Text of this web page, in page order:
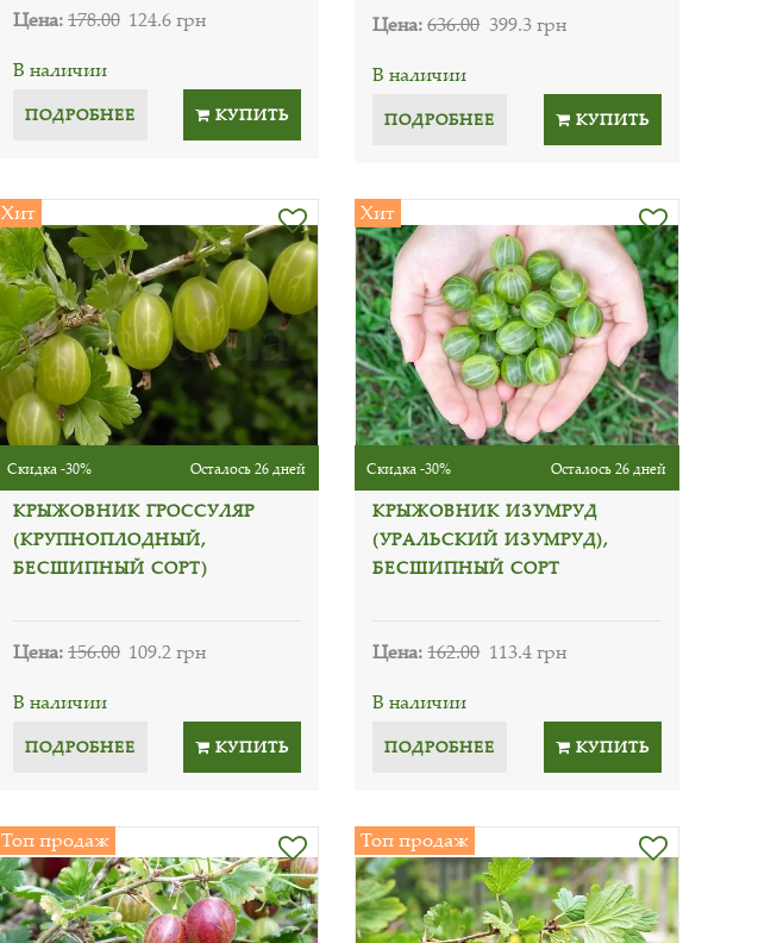
Цена:178.00 124.6 грн
В наличии
ПОДРОБНЕЕ КУПИТЬ
Цена:636.00 399.3 грн
В наличии
ПОДРОБНЕЕ КУПИТЬ
Хит
Скидка -30% Осталось 26 дней
КРЫЖОВНИК ГРОССУЛЯР
(КРУПНОПЛОДНЫЙ,
БЕСШИПНЫЙ СОРТ)
Цена:156.00 109.2 грн
В наличии
ПОДРОБНЕЕ КУПИТЬ
Хит
Скидка -30% Осталось 26 дней
КРЫЖОВНИК ИЗУМРУД
(УРАЛЬСКИЙ ИЗУМРУД),
БЕСШИПНЫЙ СОРТ
Цена:162.00 113.4 грн
В наличии
ПОДРОБНЕЕ КУПИТЬ
Топ продаж Топ продаж